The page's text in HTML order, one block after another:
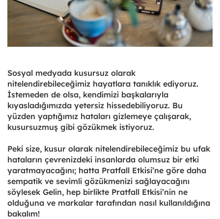
Sosyal medyada kusursuz olarak
nitelendirebileceğimiz hayatlara tanıklık ediyoruz.
İstemeden de olsa, kendimizi başkalarıyla
kıyasladığımızda yetersiz hissedebiliyoruz. Bu
yüzden yaptığımız hataları gizlemeye çalışarak,
kusursuzmuş gibi gözükmek istiyoruz.
Peki size, kusur olarak nitelendirebileceğimiz bu ufak
hataların çevrenizdeki insanlarda olumsuz bir etki
yaratmayacağını; hatta Pratfall Etkisi’ne göre daha
sempatik ve sevimli gözükmenizi sağlayacağını
söylesek Gelin, hep birlikte Pratfall Etkisi’nin ne
olduğuna ve markalar tarafından nasıl kullanıldığına
bakalım!